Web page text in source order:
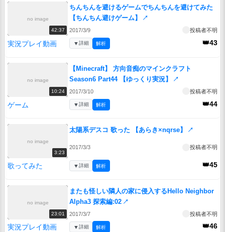
no image
42:37
ちんちんを避けるゲームでちんちんを避けてみた
【ちんちん避けゲーム】
↗
2017/3/9 投稿者不明
実況プレイ動画 👑43
▼詳細 解析
no image
10:24
【Minecraft】 方向音痴のマインクラフト
Season6 Part44 【ゆっくり実況】
↗
2017/3/10 投稿者不明
ゲーム 👑44
▼詳細 解析
no image
3:23
太陽系デスコ 歌った 【あらき×nqrse】 ↗
2017/3/3 投稿者不明
歌ってみた 👑45
▼詳細 解析
no image
23:01
またも怪しい隣人の家に侵入するHello Neighbor
Alpha3 探索編:02 ↗
2017/3/7 投稿者不明
実況プレイ動画 👑46
▼詳細 解析